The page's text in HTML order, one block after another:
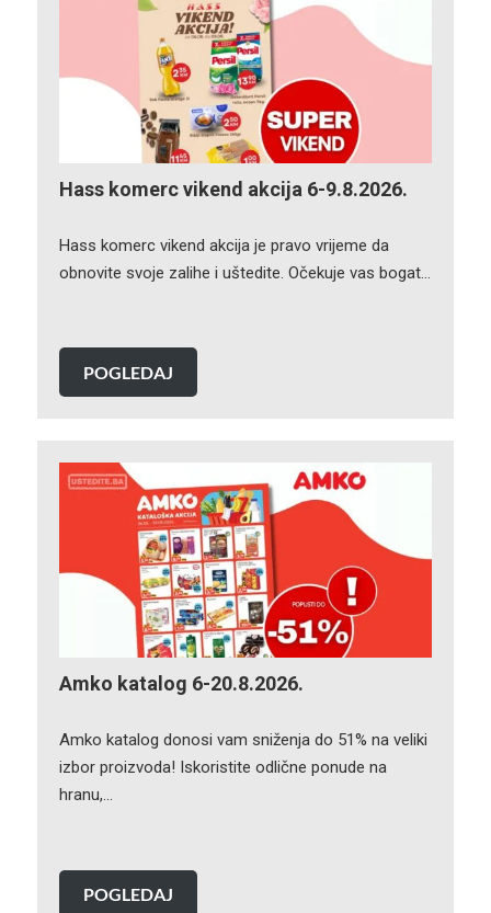
Hass komerc vikend akcija 6-9.8.2026.
Hass komerc vikend akcija je pravo vrijeme da
obnovite svoje zalihe i uštedite. Očekuje vas bogat…
POGLEDAJ
Amko katalog 6-20.8.2026.
Amko katalog donosi vam sniženja do 51% na veliki
izbor proizvoda! Iskoristite odlične ponude na
hranu,…
POGLEDAJ